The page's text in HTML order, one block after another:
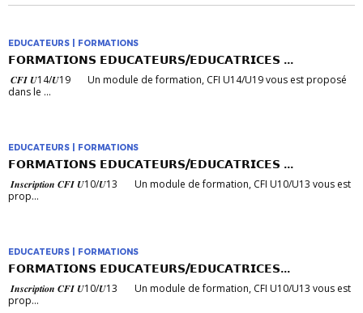
EDUCATEURS | FORMATIONS
𝗙𝗢𝗥𝗠𝗔𝗧𝗜𝗢𝗡𝗦 𝗘𝗗𝗨𝗖𝗔𝗧𝗘𝗨𝗥𝗦/𝗘𝗗𝗨𝗖𝗔𝗧𝗥𝗜𝗖𝗘𝗦 ...
𝑪𝑭𝑰 𝑼14/𝑼19 Un module de formation, CFI U14/U19 vous est proposé
dans le ...
EDUCATEURS | FORMATIONS
𝗙𝗢𝗥𝗠𝗔𝗧𝗜𝗢𝗡𝗦 𝗘𝗗𝗨𝗖𝗔𝗧𝗘𝗨𝗥𝗦/𝗘𝗗𝗨𝗖𝗔𝗧𝗥𝗜𝗖𝗘𝗦 ...
𝑰𝒏𝒔𝒄𝒓𝒊𝒑𝒕𝒊𝒐𝒏 𝑪𝑭𝑰 𝑼10/𝑼13 Un module de formation, CFI U10/U13 vous est
prop...
EDUCATEURS | FORMATIONS
𝗙𝗢𝗥𝗠𝗔𝗧𝗜𝗢𝗡𝗦 𝗘𝗗𝗨𝗖𝗔𝗧𝗘𝗨𝗥𝗦/𝗘𝗗𝗨𝗖𝗔𝗧𝗥𝗜𝗖𝗘𝗦...
𝑰𝒏𝒔𝒄𝒓𝒊𝒑𝒕𝒊𝒐𝒏 𝑪𝑭𝑰 𝑼10/𝑼13 Un module de formation, CFI U10/U13 vous est
prop...